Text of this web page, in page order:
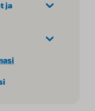
ja